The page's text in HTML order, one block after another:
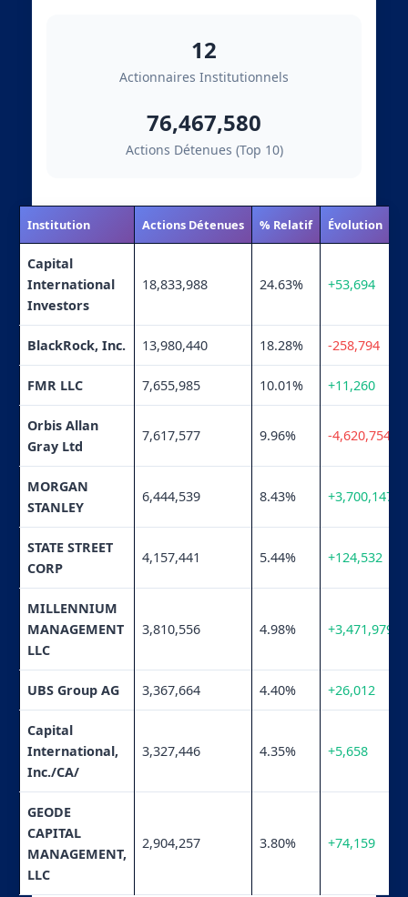
12
Actionnaires Institutionnels
76,467,580
Actions Détenues (Top 10)
Institution Actions Détenues % Relatif Évolution
Capital
International
Investors
18,833,988 24.63% +53,694
BlackRock, Inc. 13,980,440 18.28% -258,794
FMR LLC 7,655,985 10.01% +11,260
Orbis Allan
Gray Ltd
7,617,577 9.96% -4,620,754
MORGAN
STANLEY
6,444,539 8.43% +3,700,147
STATE STREET
CORP
4,157,441 5.44% +124,532
MILLENNIUM
MANAGEMENT
LLC
3,810,556 4.98% +3,471,979
UBS Group AG 3,367,664 4.40% +26,012
Capital
International,
Inc./CA/
3,327,446 4.35% +5,658
GEODE
CAPITAL
MANAGEMENT,
LLC
2,904,257 3.80% +74,159